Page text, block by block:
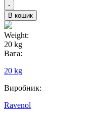
-
В кошик
Weight:
20 kg
Вага:
20 kg
Виробник:
Ravenol